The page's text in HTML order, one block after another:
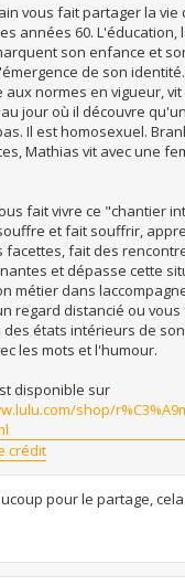
vous fait partager la
années 60. L'éducation,
son enfance et
de son
aux normes en vigueur,
jour où il découvre
Il est homosexuel.
Mathias vit avec une
fait vivre ce "chantier
et fait souffrir,
facettes, fait des
et dépasse cette
métier dans
regard distancié ou
des états intérieurs de
les mots et l'humour.
disponible sur
shop/
crédit
pour le partage,